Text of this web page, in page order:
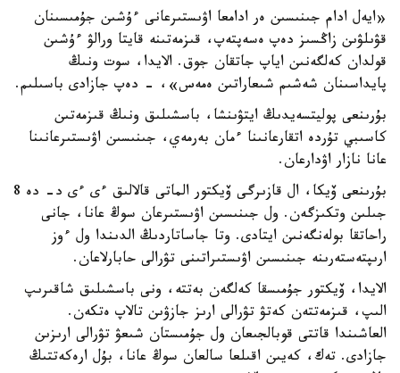
«ايەل ادام جىنىسىن ەر ادامعا اۋىستىرعانى ءۇشىن جۇمىسىنان
قۋىلۋىن زاڭسىز دەپ ەسەپتەپ، قىزمەتىنە قايتا ورالۋ ءۇشىن
قولدان كەلگەنىن اياپ جاتقان جوق. الايدا، سوت ونىڭ
پايداسىنان شەشىم شىعاراتىن ەمەس»، - دەپ جازادى باسىلىم.
بۇرىنعى پوليتسەيدىڭ ايتۋىنشا، باسشىلىق ونىڭ قىزمەتىن
كاسىبي تۇردە اتقارعانىنا ءمان بەرمەي، جىنىسىن اۋىستىرعانىنا
عانا نازار اۋدارعان.
بۇرىنعى ۆيكا، ال قازىرگى ۆيكتور الماتى قالالىق ءى ءى د- دە 8
جىلىن وتكىزگەن. ول جىنىسىن اۋىستىرعان سوڭ عانا، جانى
راحاتقا بولەنگەنىن ايتادى. وتا جاساتاردىڭ الدىندا ول ءوز
ارىپتەستەرىنە جىنىسىن اۋىستىراتىنى تۋرالى حابارلاعان.
الايدا، ۆيكتور جۇمىسقا كەلگەن بەتتە، ونى باسشىلىق شاقىرىپ
الىپ، قىزمەتتەن كەتۋ تۋرالى ارىز جازۋىن تالاپ ەتكەن.
العاشىندا قاتتى قوبالجىعان ول جۇمىستان شىعۋ تۋرالى ارىزىن
جازادى. تەك، كەيىن اقىلعا سالعان سوڭ عانا، بۇل ارەكەتتىڭ